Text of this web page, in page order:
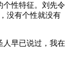
个性特征。刘先令
没有个性就没有
人早已说过，我在